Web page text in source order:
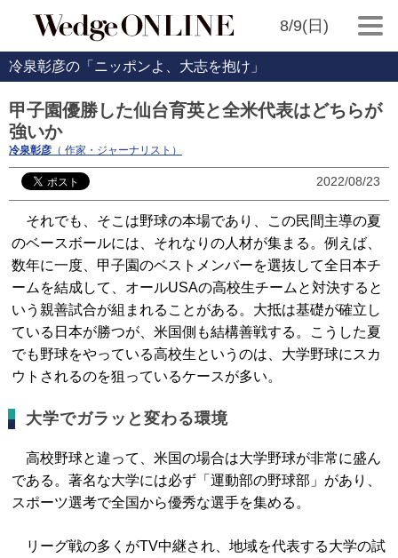
8/9(日)
冷泉彰彦の「ニッポンよ、大志を抱け」
甲子園優勝した仙台育英と全米代表はどちらが
強いか
冷泉彰彦 （ 作家・ジャーナリスト）
2022/08/23
それでも、そこは野球の本場であり、この民間主導の夏
のベースボールには、それなりの人材が集まる。例えば、
数年に一度、甲子園のベストメンバーを選抜して全日本チ
ームを結成して、オールUSAの高校生チームと対決すると
いう親善試合が組まれることがある。大抵は基礎が確立し
ている日本が勝つが、米国側も結構善戦する。こうした夏
でも野球をやっている高校生というのは、大学野球にスカ
ウトされるのを狙っているケースが多い。
大学でガラッと変わる環境
高校野球と違って、米国の場合は大学野球が非常に盛ん
である。著名な大学には必ず「運動部の野球部」があり、
スポーツ選考で全国から優秀な選手を集める。
リーグ戦の多くがTV中継され、地域を代表する大学の試